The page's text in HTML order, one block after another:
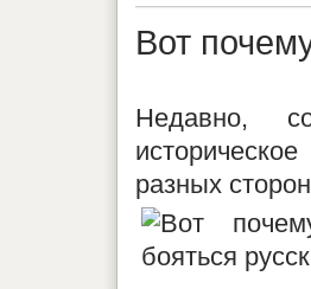
Вот
Недавно,
разных